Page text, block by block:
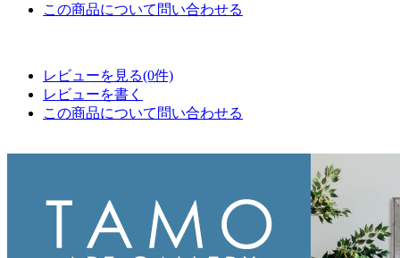
この商品について問い合わせる
レビューを見る(0件)
レビューを書く
この商品について問い合わせる